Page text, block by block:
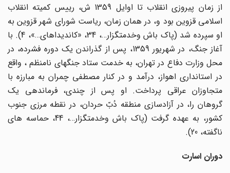
از زمان پیروزی انقلاب تا اوایل 1359 ش، رییس کمیته انقلاب
اسلامی قزوین بود و، در همان زمان، ریاست شورای شهر قزوین به
او سپرده شد (پاک باش وخدمتگزار…، 34، «کاندیداهای…»، 4). با
آغاز جنگ، در شهریور 1359، پس از گذراندن یک دوره فشرده، در
محل وزارت دفاع در تهران، به خدمت ستاد جنگهای نامنظم ، واقع
در استانداری اهواز، درآمد و در کنار مصطفی چمران به مبارزه با
متجاوزان عراقی پرداخت. او پس از چندی، فرماندهی یک
گروهان را، در آزادسازی منطقه دُبّ حردان، در نقطه مرزی جنوب
کشور، به عهده گرفت (پاک باش وخدمتگزار…، 44، حماسه های
ناگفته، 20).
دوران اسارت